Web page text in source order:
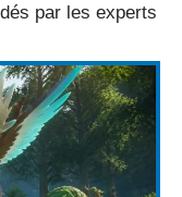
par les experts